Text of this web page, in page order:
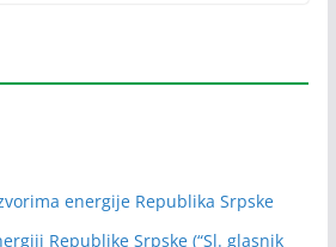
energije Republika Srpske
Republike Srpske (“Sl. glasnik